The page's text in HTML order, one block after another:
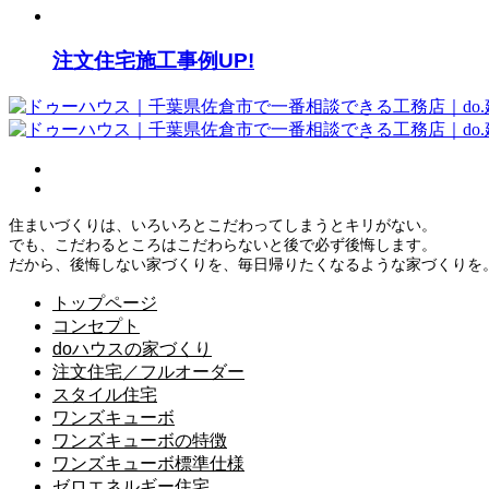
注文住宅施工事例UP!
住まいづくりは、いろいろとこだわってしまうとキリがない。
でも、こだわるところはこだわらないと後で必ず後悔します。
だから、後悔しない家づくりを、毎日帰りたくなるような家づくりを
トップページ
コンセプト
doハウスの家づくり
注文住宅／フルオーダー
スタイル住宅
ワンズキューボ
ワンズキューボの特徴
ワンズキューボ標準仕様